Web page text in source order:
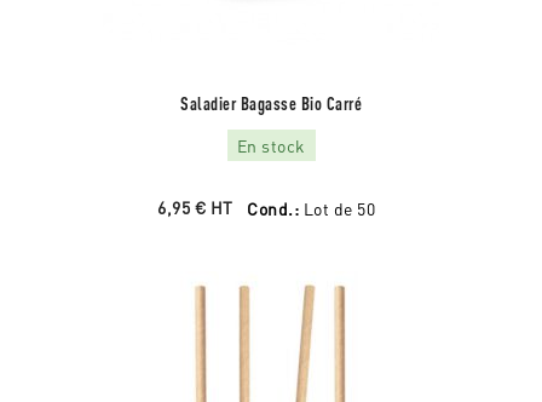
Saladier Bagasse Bio Carré
En stock
6,95 € HT Cond.: Lot de 50